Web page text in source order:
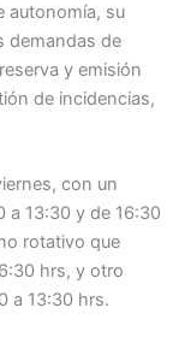
autonomía, su
demandas de
y emisión
de incidencias,
con un
a 13:30 y de 16:30
rotativo que
hrs, y otro
a 13:30 hrs.